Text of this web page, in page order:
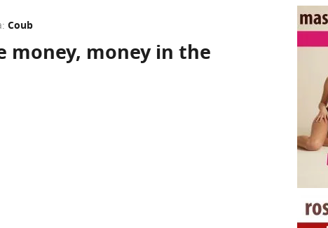
Coub
money, money in the